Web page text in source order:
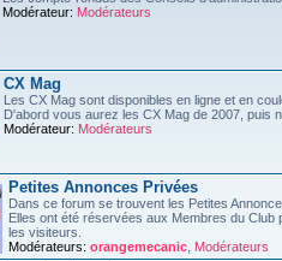
Modérateur: Modérateurs
CX Mag
Les CX Mag sont disponibles en ligne et en
D'abord vous aurez les CX Mag de 2007, puis
Modérateur: Modérateurs
Petites Annonces Privées
Dans ce forum se trouvent les Petites
Elles ont été réservées aux Membres du
les visiteurs.
Modérateurs: orangemecanic Modérateurs